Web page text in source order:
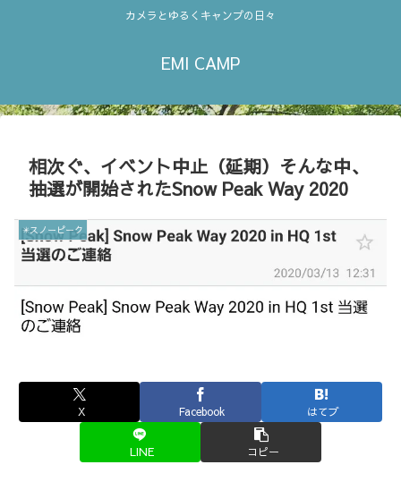
カメラとゆるくキャンプの日々
EMI CAMP
相次ぐ、イベント中止（延期）そんな中、
抽選が開始されたSnow Peak Way 2020
✳︎スノーピーク
X Facebook はてブ
LINE コピー